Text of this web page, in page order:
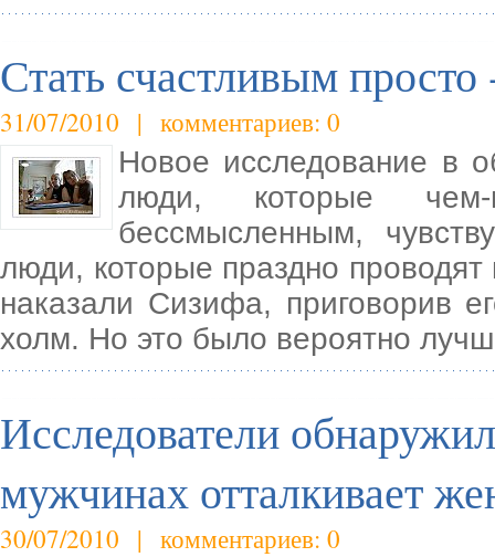
Стать счастливым
31/07/2010 | комментариев: 0
Новое исследование в
люди, которые
бессмысленным,
люди, которые праздно
наказали Сизифа, приговорив
холм. Но это было вероятно
Исследователи
мужчинах отталкивает
30/07/2010 | комментариев: 0